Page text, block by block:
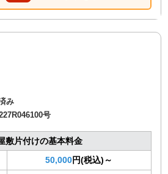
み
号
敷片付けの基本料金
50,000円(税込)～